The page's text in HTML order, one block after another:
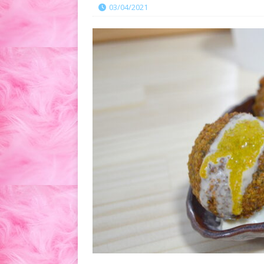
03/04/2021